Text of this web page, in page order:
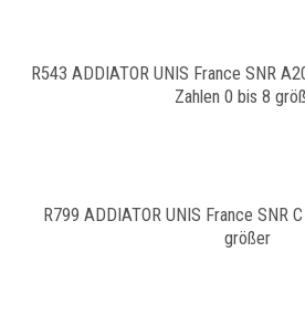
R543 ADDIATOR UNIS France SNR
Zahlen 0 bis 8
R799 ADDIATOR UNIS France SNR
größer